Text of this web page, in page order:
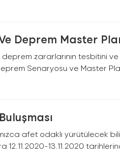
Deprem Master
zararlarının tesbitini ve
Senaryosu ve Master
afet odaklı yürütülecek
13.11.2020